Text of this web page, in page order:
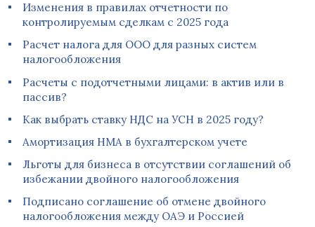
Изменения в правилах отчетности по
контролируемым сделкам с 2025 года
Расчет налога для ООО для разных систем
налогообложения
Расчеты с подотчетными лицами: в актив или в
пассив?
Как выбрать ставку НДС на УСН в 2025 году?
Амортизация НМА в бухгалтерском учете
Льготы для бизнеса в отсутствии соглашений об
избежании двойного налогообложения
Подписано соглашение об отмене двойного
налогообложения между ОАЭ и Россией